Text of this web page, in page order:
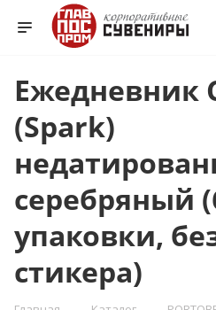
Ежедневник
(Spark)
серебряный
упаковки,
стикера)